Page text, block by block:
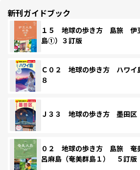
新刊ガイドブック
１５ 地球の歩き方 島旅 伊
島①）３訂版
Ｃ０２ 地球の歩き方 ハワイ
８
Ｊ３３ 地球の歩き方 墨田区
０２ 地球の歩き方 島旅
呂麻島（奄美群島１） ５訂版